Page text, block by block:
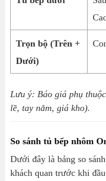
Trọn bộ (Trên +
Dưới)
Lưu ý: Báo giá phụ
lề, tay nắm, giá kho).
So sánh tủ bếp nhôm
Dưới đây là bảng so
khách quan trước khi